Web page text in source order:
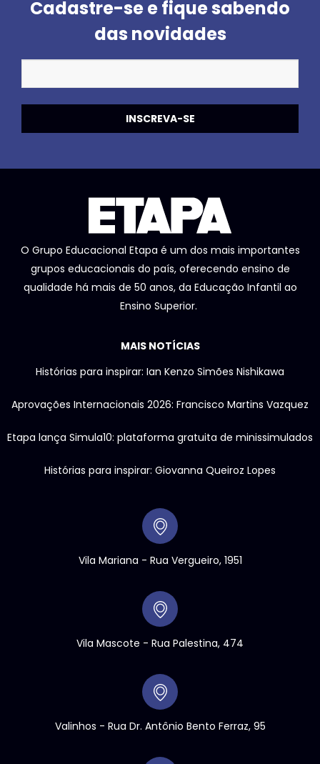
Cadastre-se e fique sabendo
das novidades
O Grupo Educacional Etapa é um dos mais importantes
grupos educacionais do país, oferecendo ensino de
qualidade há mais de 50 anos, da Educação Infantil ao
Ensino Superior.
MAIS NOTÍCIAS
Histórias para inspirar: Ian Kenzo Simões Nishikawa
Aprovações Internacionais 2026: Francisco Martins Vazquez
Etapa lança Simula10: plataforma gratuita de minissimulados
Histórias para inspirar: Giovanna Queiroz Lopes
Vila Mariana - Rua Vergueiro, 1951
Vila Mascote - Rua Palestina, 474
Valinhos - Rua Dr. Antônio Bento Ferraz, 95